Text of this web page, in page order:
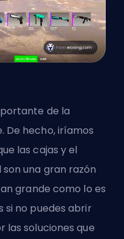
de la
De hecho, iríamos
las cajas y el
una gran razón
grande como lo es
si no puedes abrir
las soluciones que